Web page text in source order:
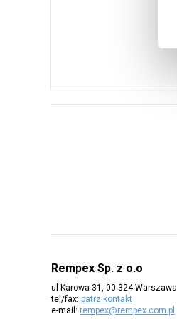
Rempex Sp. z o.o
ul Karowa 31, 00-324 Warszawa
tel/fax: patrz kontakt
e-mail: rempex@rempex.com.pl